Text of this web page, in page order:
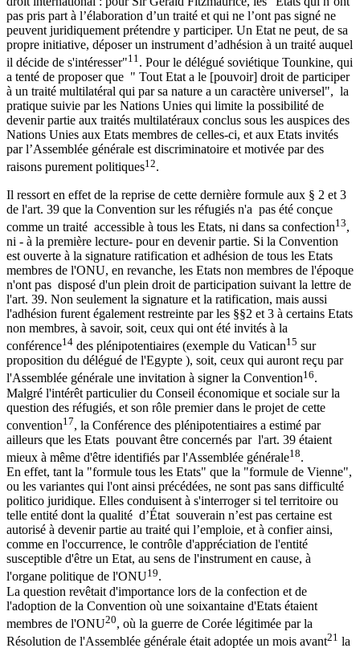
pas pris part à l’élaboration d’un traité et qui ne l’ont pas signé ne
peuvent juridiquement prétendre y participer. Un Etat ne peut, de sa
propre initiative, déposer un instrument d’adhésion à un traité auquel
il décide de s'intéresser"11. Pour le délégué soviétique Tounkine, qui
a tenté de proposer que " Tout Etat a le [pouvoir] droit de participer
à un traité multilatéral qui par sa nature a un caractère universel", la
pratique suivie par les Nations Unies qui limite la possibilité de
devenir partie aux traités multilatéraux conclus sous les auspices des
Nations Unies aux Etats membres de celles-ci, et aux Etats invités
par l’Assemblée générale est discriminatoire et motivée par des
raisons purement politiques12.
Il ressort en effet de la reprise de cette dernière formule aux § 2 et 3
de l'art. 39 que la Convention sur les réfugiés n'a pas été conçue
comme un traité accessible à tous les Etats, ni dans sa confection13,
ni - à la première lecture- pour en devenir partie. Si la Convention
est ouverte à la signature ratification et adhésion de tous les Etats
membres de l'ONU, en revanche, les Etats non membres de l'époque
n'ont pas disposé d'un plein droit de participation suivant la lettre de
l'art. 39. Non seulement la signature et la ratification, mais aussi
l'adhésion furent également restreinte par les §§2 et 3 à certains Etats
non membres, à savoir, soit, ceux qui ont été invités à la
conférence14 des plénipotentiaires (exemple du Vatican15 sur
proposition du délégué de l'Egypte ), soit, ceux qui auront reçu par
l'Assemblée générale une invitation à signer la Convention16.
Malgré l'intérêt particulier du Conseil économique et sociale sur la
question des réfugiés, et son rôle premier dans le projet de cette
convention17, la Conférence des plénipotentiaires a estimé par
ailleurs que les Etats pouvant être concernés par l'art. 39 étaient
mieux à même d'être identifiés par l'Assemblée générale18.
En effet, tant la "formule tous les Etats" que la "formule de Vienne",
ou les variantes qui l'ont ainsi précédées, ne sont pas sans difficulté
politico juridique. Elles conduisent à s'interroger si tel territoire ou
telle entité dont la qualité d’État souverain n’est pas certaine est
autorisé à devenir partie au traité qui l’emploie, et à confier ainsi,
comme en l'occurrence, le contrôle d'appréciation de l'entité
susceptible d'être un Etat, au sens de l'instrument en cause, à
l'organe politique de l'ONU19.
La question revêtait d'importance lors de la confection et de
l'adoption de la Convention où une soixantaine d'Etats étaient
membres de l'ONU20, où la guerre de Corée légitimée par la
Résolution de l'Assemblée générale était adoptée un mois avant21 la